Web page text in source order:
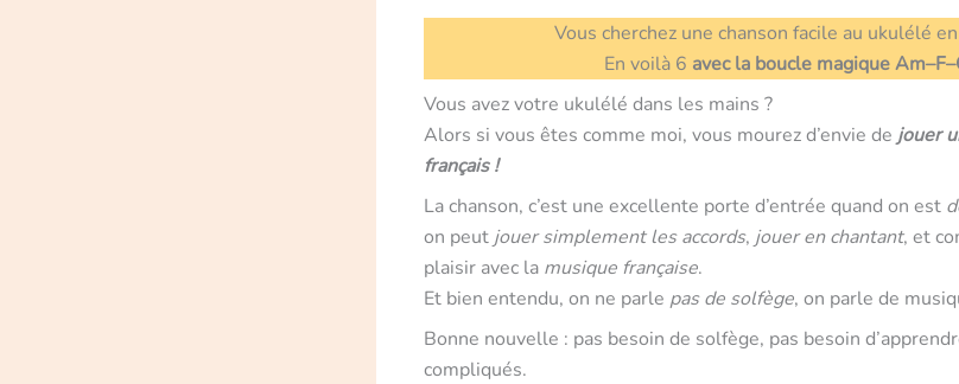
Vous cherchez une chanson facile au ukulélé
En voilà 6 avec la boucle magique
Vous avez votre ukulélé dans les mains ?
Alors si vous êtes comme moi, vous mourez d’envie de jouer
français !
La chanson, c’est une excellente porte d’entrée quand on est
on peut jouer simplement les accords, jouer en chantant, et
plaisir avec la musique française.
Et bien entendu, on ne parle pas de solfège, on parle de
Bonne nouvelle : pas besoin de solfège, pas besoin
compliqués.